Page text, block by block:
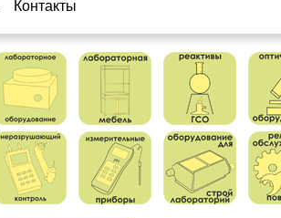
Контакты